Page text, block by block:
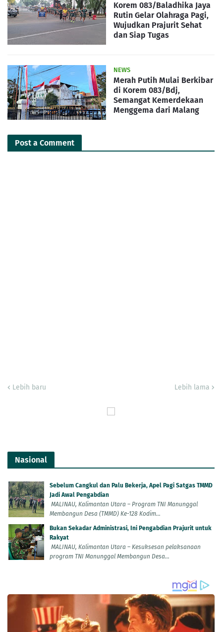
Korem 083/Baladhika Jaya
Rutin Gelar Olahraga Pagi,
Wujudkan Prajurit Sehat
dan Siap Tugas
NEWS
Merah Putih Mulai Berkibar
di Korem 083/Bdj,
Semangat Kemerdekaan
Menggema dari Malang
Post a Comment
Lebih baru Lebih lama
Nasional
Sebelum Cangkul dan Palu Bekerja, Apel Pagi Satgas TMMD
Jadi Awal Pengabdian
MALINAU, Kalimantan Utara – Program TNI Manunggal
Membangun Desa (TMMD) Ke-128 Kodim...
Bukan Sekadar Administrasi, Ini Pengabdian Prajurit untuk
Rakyat
MALINAU, Kalimantan Utara – Kesuksesan pelaksanaan
program TNI Manunggal Membangun Desa...